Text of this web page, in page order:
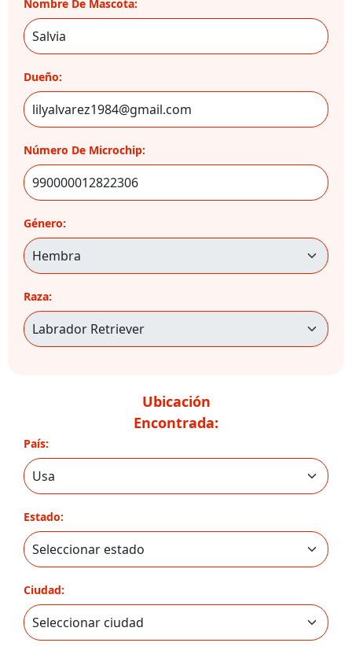
Nombre De Mascota:
Dueño:
Número De Microchip:
Género:
Raza:
Ubicación
Encontrada:
País:
Estado:
Ciudad: